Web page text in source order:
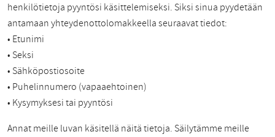
henkilötietoja pyyntösi käsittelemiseksi. Siksi sinua pyydetään
antamaan yhteydenottolomakkeella seuraavat tiedot:
• Etunimi
• Seksi
• Sähköpostiosoite
• Puhelinnumero (vapaaehtoinen)
• Kysymyksesi tai pyyntösi
Annat meille luvan käsitellä näitä tietoja. Säilytämme meille